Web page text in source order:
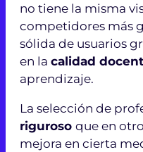
no tiene la misma
competidores más
sólida de usuarios
en la calidad
aprendizaje.
La selección de
riguroso que en
mejora en cierta